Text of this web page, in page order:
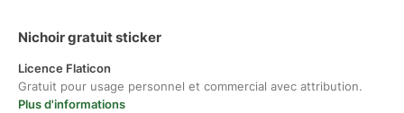
Nichoir gratuit sticker
Licence Flaticon
Gratuit pour usage personnel et commercial avec attribution.
Plus d'informations